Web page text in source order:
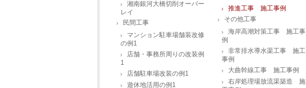
湘南銀河大橋切削オーバー
レイ
民間工事
マンション駐車場舗装改修
の例1
店舗・事務所周りの改装例
1
店舗駐車場改装の例1
遊休地活用の例1
推進工事 施工事例
その他工事
海岸高潮対策工事 施工事
例
非常排水導水渠工事 施工
事例
大曲幹線工事 施工事例
右岸処理場放流渠築造 施